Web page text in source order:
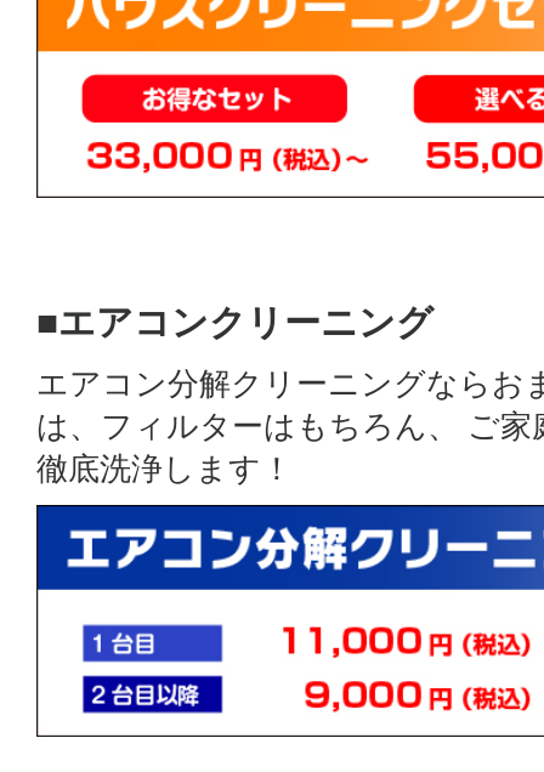
■エアコンクリーニング
エアコン分解クリーニングならお
は、フィルターはもちろん、 ご
徹底洗浄します！